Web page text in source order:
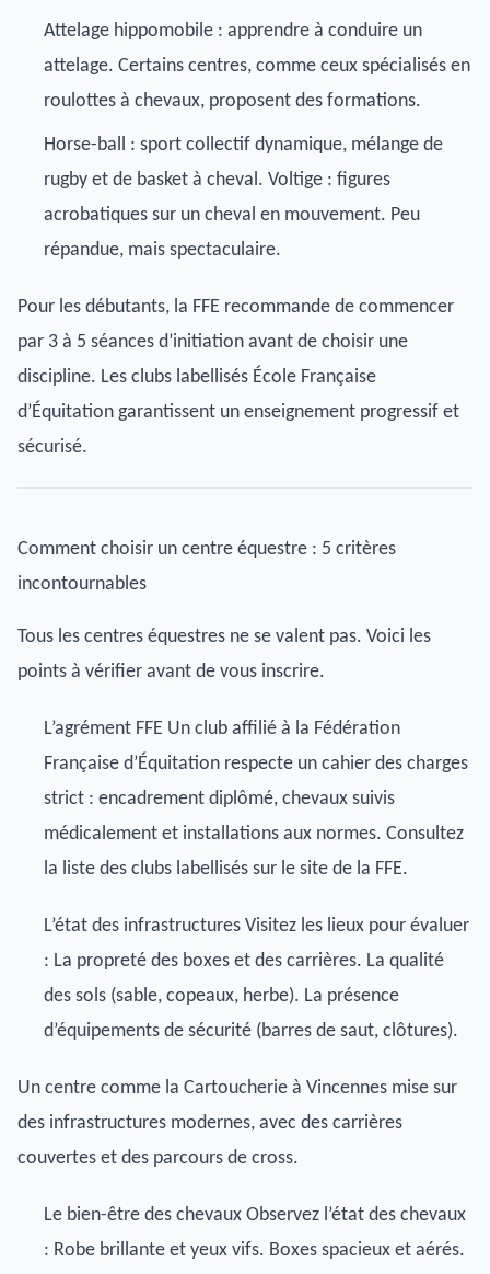
Attelage hippomobile : apprendre à conduire un
attelage. Certains centres, comme ceux spécialisés en
roulottes à chevaux, proposent des formations.
Horse-ball : sport collectif dynamique, mélange de
rugby et de basket à cheval. Voltige : figures
acrobatiques sur un cheval en mouvement. Peu
répandue, mais spectaculaire.
Pour les débutants, la FFE recommande de commencer
par 3 à 5 séances d’initiation avant de choisir une
discipline. Les clubs labellisés École Française
d’Équitation garantissent un enseignement progressif et
sécurisé.
Comment choisir un centre équestre : 5 critères
incontournables
Tous les centres équestres ne se valent pas. Voici les
points à vérifier avant de vous inscrire.
L’agrément FFE Un club affilié à la Fédération
Française d’Équitation respecte un cahier des charges
strict : encadrement diplômé, chevaux suivis
médicalement et installations aux normes. Consultez
la liste des clubs labellisés sur le site de la FFE.
L’état des infrastructures Visitez les lieux pour évaluer
: La propreté des boxes et des carrières. La qualité
des sols (sable, copeaux, herbe). La présence
d’équipements de sécurité (barres de saut, clôtures).
Un centre comme la Cartoucherie à Vincennes mise sur
des infrastructures modernes, avec des carrières
couvertes et des parcours de cross.
Le bien-être des chevaux Observez l’état des chevaux
: Robe brillante et yeux vifs. Boxes spacieux et aérés.